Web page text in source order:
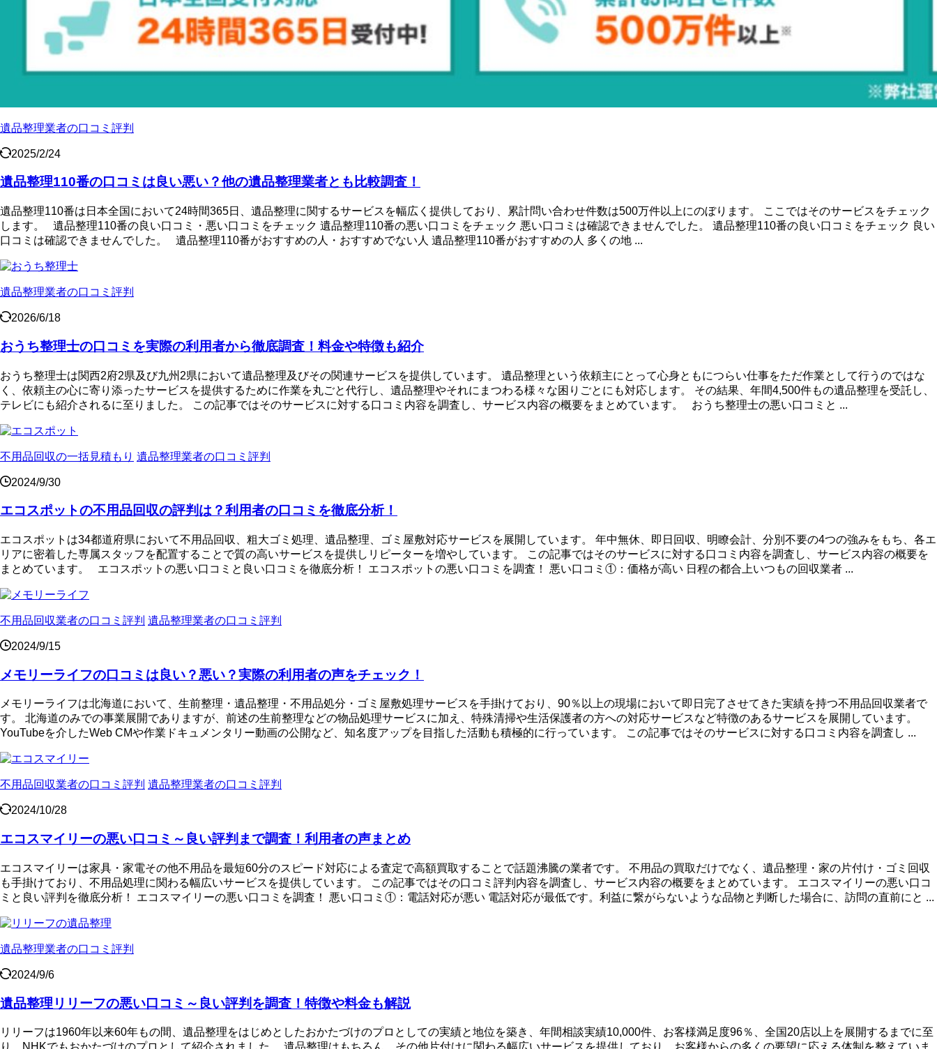
遺品整理業者の口コミ評判
2025/2/24
遺品整理110番の口コミは良い悪い？他の遺品整理業者とも比較調査！
遺品整理110番は日本全国において24時間365日、遺品整理に関するサービスを幅広く提供しており、累計問い合わせ件数は500万件以上にのぼります。 ここではそのサービスをチェック
します。 遺品整理110番の良い口コミ・悪い口コミをチェック 遺品整理110番の悪い口コミをチェック 悪い口コミは確認できませんでした。 遺品整理110番の良い口コミをチェック 良い
口コミは確認できませんでした。 遺品整理110番がおすすめの人・おすすめでない人 遺品整理110番がおすすめの人 多くの地 ...
遺品整理業者の口コミ評判
2026/6/18
おうち整理士の口コミを実際の利用者から徹底調査！料金や特徴も紹介
おうち整理士は関西2府2県及び九州2県において遺品整理及びその関連サービスを提供しています。 遺品整理という依頼主にとって心身ともにつらい仕事をただ作業として行うのではな
く、依頼主の心に寄り添ったサービスを提供するために作業を丸ごと代行し、遺品整理やそれにまつわる様々な困りごとにも対応します。 その結果、年間4,500件もの遺品整理を受託し、
テレビにも紹介されるに至りました。 この記事ではそのサービスに対する口コミ内容を調査し、サービス内容の概要をまとめています。 おうち整理士の悪い口コミと ...
不用品回収の一括見積もり 遺品整理業者の口コミ評判
2024/9/30
エコスポットの不用品回収の評判は？利用者の口コミを徹底分析！
エコスポットは34都道府県において不用品回収、粗大ゴミ処理、遺品整理、ゴミ屋敷対応サービスを展開しています。 年中無休、即日回収、明瞭会計、分別不要の4つの強みをもち、各エ
リアに密着した専属スタッフを配置することで質の高いサービスを提供しリピーターを増やしています。 この記事ではそのサービスに対する口コミ内容を調査し、サービス内容の概要を
まとめています。 エコスポットの悪い口コミと良い口コミを徹底分析！ エコスポットの悪い口コミを調査！ 悪い口コミ①：価格が高い 日程の都合上いつもの回収業者 ...
不用品回収業者の口コミ評判 遺品整理業者の口コミ評判
2024/9/15
メモリーライフの口コミは良い？悪い？実際の利用者の声をチェック！
メモリーライフは北海道において、生前整理・遺品整理・不用品処分・ゴミ屋敷処理サービスを手掛けており、90％以上の現場において即日完了させてきた実績を持つ不用品回収業者で
す。 北海道のみでの事業展開でありますが、前述の生前整理などの物品処理サービスに加え、特殊清掃や生活保護者の方への対応サービスなど特徴のあるサービスを展開しています。
YouTubeを介したWeb CMや作業ドキュメンタリー動画の公開など、知名度アップを目指した活動も積極的に行っています。 この記事ではそのサービスに対する口コミ内容を調査し ...
不用品回収業者の口コミ評判 遺品整理業者の口コミ評判
2024/10/28
エコスマイリーの悪い口コミ～良い評判まで調査！利用者の声まとめ
エコスマイリーは家具・家電その他不用品を最短60分のスピード対応による査定で高額買取することで話題沸騰の業者です。 不用品の買取だけでなく、遺品整理・家の片付け・ゴミ回収
も手掛けており、不用品処理に関わる幅広いサービスを提供しています。 この記事ではその口コミ評判内容を調査し、サービス内容の概要をまとめています。 エコスマイリーの悪い口コ
ミと良い評判を徹底分析！ エコスマイリーの悪い口コミを調査！ 悪い口コミ①：電話対応が悪い 電話対応が最低です。利益に繋がらないような品物と判断した場合に、訪問の直前にと ...
遺品整理業者の口コミ評判
2024/9/6
遺品整理リリーフの悪い口コミ～良い評判を調査！特徴や料金も解説
リリーフは1960年以来60年もの間、遺品整理をはじめとしたおかたづけのプロとしての実績と地位を築き、年間相談実績10,000件、お客様満足度96％、全国20店以上を展開するまでに至